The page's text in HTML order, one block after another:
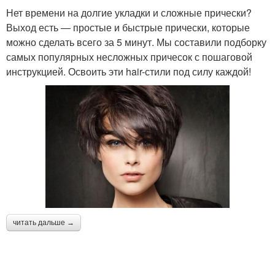
Нет времени на долгие укладки и сложные прически?
Выход есть — простые и быстрые прически, которые
можно сделать всего за 5 минут. Мы составили подборку
самых популярных несложных причесок с пошаговой
инструкцией. Освоить эти hair-стили под силу каждой!
читать дальше →